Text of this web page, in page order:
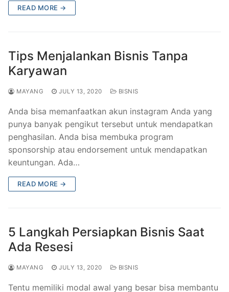
READ MORE →
Tips Menjalankan Bisnis Tanpa
Karyawan
MAYANG JULY 13, 2020 BISNIS
Anda bisa memanfaatkan akun instagram Anda yang
punya banyak pengikut tersebut untuk mendapatkan
penghasilan. Anda bisa membuka program
sponsorship atau endorsement untuk mendapatkan
keuntungan. Ada…
READ MORE →
5 Langkah Persiapkan Bisnis Saat
Ada Resesi
MAYANG JULY 13, 2020 BISNIS
Tentu memiliki modal awal yang besar bisa membantu